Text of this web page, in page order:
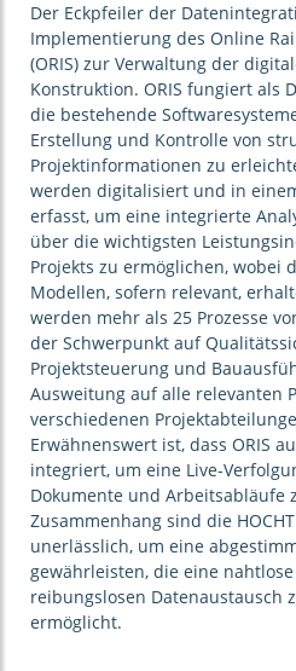
Der Eckpfeiler der
Implementierung des Online
(ORIS) zur Verwaltung der
Konstruktion. ORIS fungiert als
die bestehende
Erstellung und Kontrolle von
Projektinformationen zu
werden digitalisiert und in
erfasst, um eine integrierte
über die wichtigsten
Projekts zu ermöglichen, wobei
Modellen, sofern relevant,
werden mehr als 25 Prozesse
der Schwerpunkt auf
Projektsteuerung und
Ausweitung auf alle relevanten
verschiedenen
Erwähnenswert ist, dass ORIS
integriert, um eine Live-
Dokumente und Arbeitsabläufe
Zusammenhang sind die
unerlässlich, um eine
gewährleisten, die eine
reibungslosen Datenaustausch
ermöglicht.